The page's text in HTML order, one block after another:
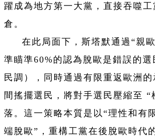
躍成為地方第一大黨，直接吞噬
倉。
在此局面下，斯塔默通過“親
準瞄準60%的認為脫歐是錯誤的選
民調），同時通過有限重返歐洲的
間搖擺選民，將對手選民壓縮至 “
落。這一策略本質是以“理性和有
端脫歐”，重構工黨在後脫歐時代